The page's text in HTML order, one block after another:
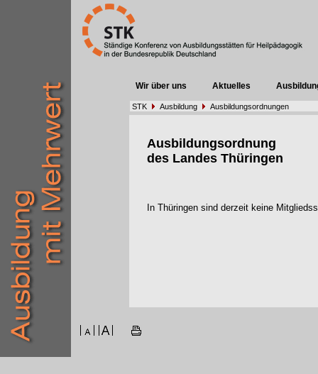
Wir über uns Aktuelles
STK Ausbildung Ausbildungsordnungen
Ausbildungsordnung
des Landes Thüringen
In Thüringen sind derzeit keine